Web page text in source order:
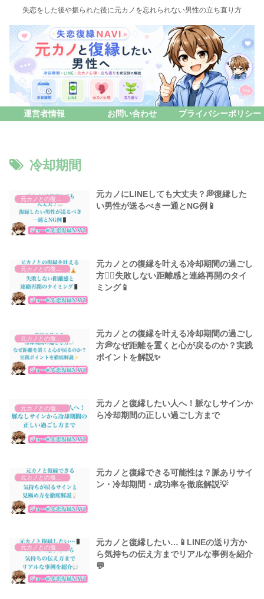
失恋をした後や振られた後に元カノを忘れられない男性の立ち直り方
運営者情報 お問い合わせ プライバシーポリシー
冷却期間
元カノとの復縁について
元カノにLINEしても大丈夫？💭復縁した
い男性が送るべき一通とNG例📱
元カノとの復縁を叶える冷却期間の過ごし
方🧘‍♂️失敗しない距離感と連絡再開のタイ
ミング📱
元カノとの復縁を叶える冷却期間の過ごし
方💭なぜ距離を置くと心が戻るのか？実践
ポイントを解説✨
元カノと復縁したい人へ！脈なしサインか
ら冷却期間の正しい過ごし方まで
元カノとの復縁について
元カノと復縁できる可能性は？脈ありサイ
ン・冷却期間・成功率を徹底解説💡
元カノと復縁したい…📱LINEの送り方か
ら気持ちの伝え方までリアルな事例を紹介
💬